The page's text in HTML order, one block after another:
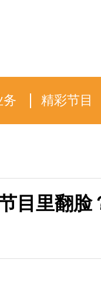
务 精彩节目
目里翻